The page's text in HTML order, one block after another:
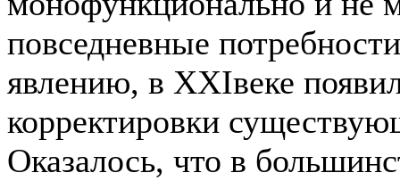
повседневные
явлению, в XXIвеке
корректировки
Оказалось, что в